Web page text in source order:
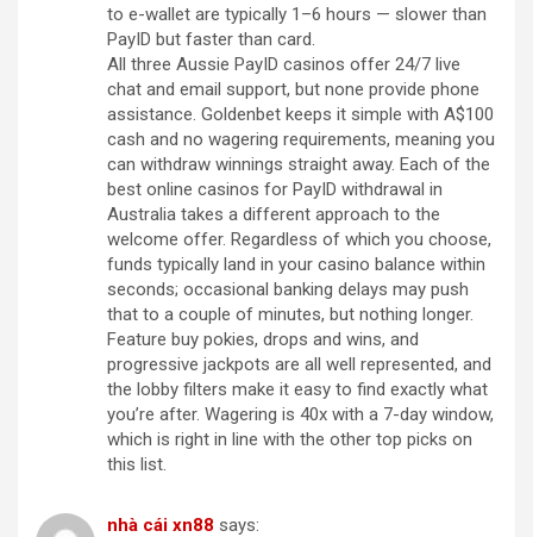
to e-wallet are typically 1–6 hours — slower than
PayID but faster than card.
All three Aussie PayID casinos offer 24/7 live
chat and email support, but none provide phone
assistance. Goldenbet keeps it simple with A$100
cash and no wagering requirements, meaning you
can withdraw winnings straight away. Each of the
best online casinos for PayID withdrawal in
Australia takes a different approach to the
welcome offer. Regardless of which you choose,
funds typically land in your casino balance within
seconds; occasional banking delays may push
that to a couple of minutes, but nothing longer.
Feature buy pokies, drops and wins, and
progressive jackpots are all well represented, and
the lobby filters make it easy to find exactly what
you’re after. Wagering is 40x with a 7-day window,
which is right in line with the other top picks on
this list.
nhà cái xn88 says: